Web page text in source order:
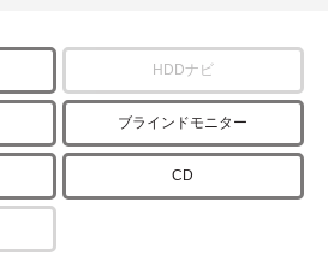
HDDナビ
ブラインドモニター
CD